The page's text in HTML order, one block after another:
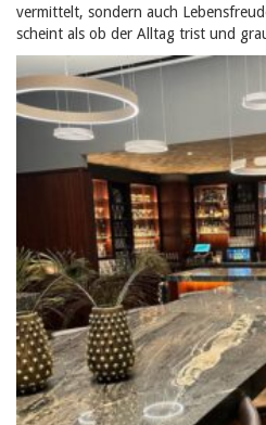
vermittelt, sondern auch
scheint als ob der Alltag trist und